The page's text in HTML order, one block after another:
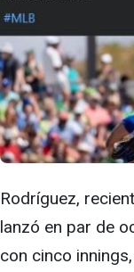
Rodríguez,
lanzó en par de
con cinco